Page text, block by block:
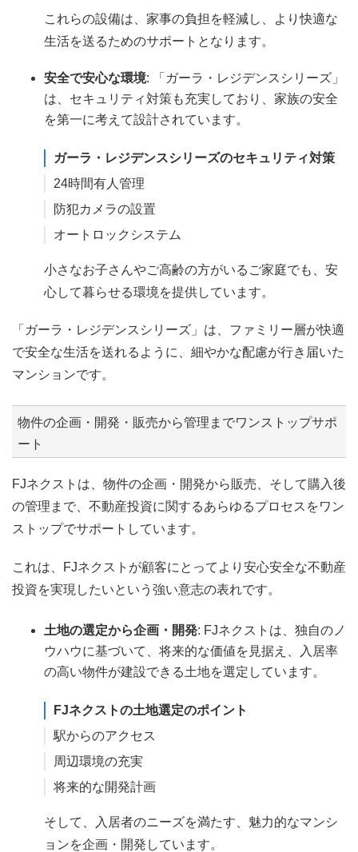
これらの設備は、家事の負担を軽減し、より快適な
生活を送るためのサポートとなります。
安全で安心な環境: 「ガーラ・レジデンスシリーズ」
は、セキュリティ対策も充実しており、家族の安全
を第一に考えて設計されています。
ガーラ・レジデンスシリーズのセキュリティ対策
24時間有人管理
防犯カメラの設置
オートロックシステム
小さなお子さんやご高齢の方がいるご家庭でも、安
心して暮らせる環境を提供しています。
「ガーラ・レジデンスシリーズ」は、ファミリー層が快適
で安全な生活を送れるように、細やかな配慮が行き届いた
マンションです。
物件の企画・開発・販売から管理までワンストップサポ
ート
FJネクストは、物件の企画・開発から販売、そして購入後
の管理まで、不動産投資に関するあらゆるプロセスをワン
ストップでサポートしています。
これは、FJネクストが顧客にとってより安心安全な不動産
投資を実現したいという強い意志の表れです。
土地の選定から企画・開発: FJネクストは、独自のノ
ウハウに基づいて、将来的な価値を見据え、入居率
の高い物件が建設できる土地を選定しています。
FJネクストの土地選定のポイント
駅からのアクセス
周辺環境の充実
将来的な開発計画
そして、入居者のニーズを満たす、魅力的なマンシ
ョンを企画・開発しています。